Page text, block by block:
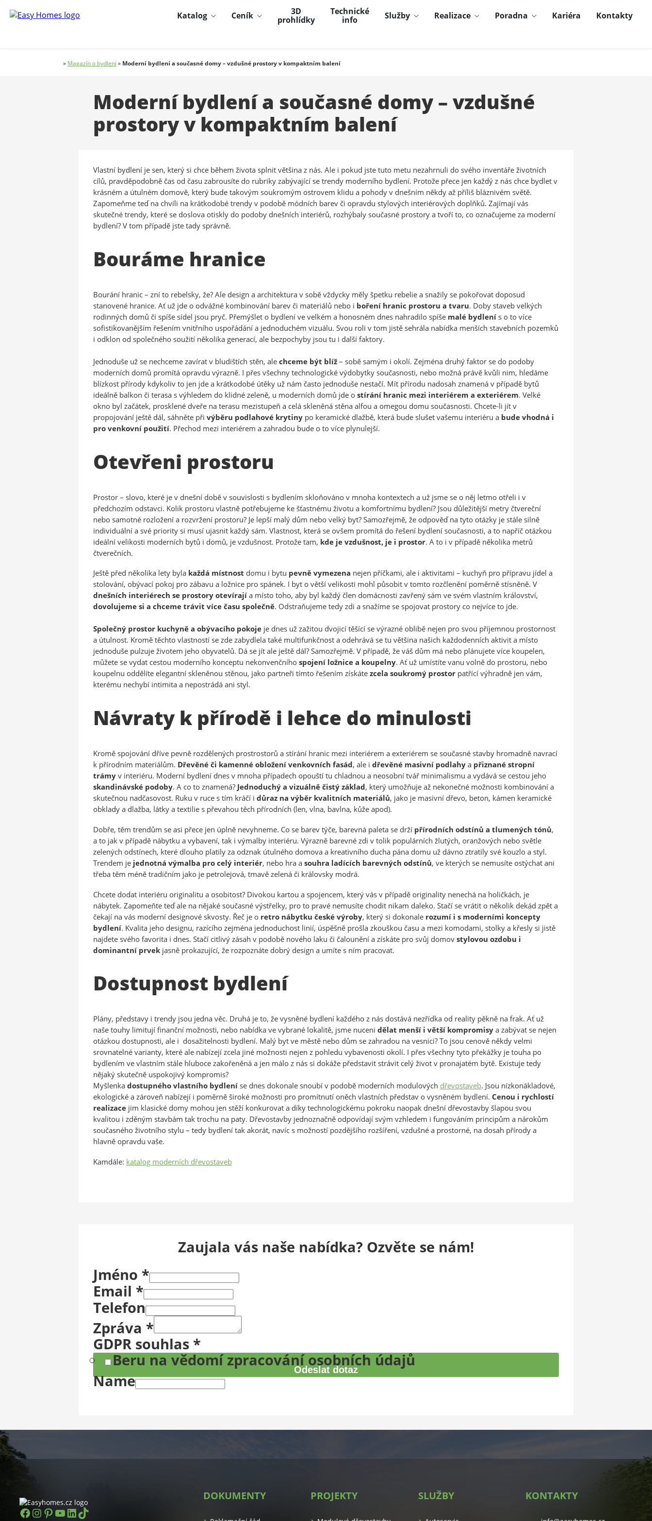
Katalog Ceník
3D
prohlídky
Technické
info
Služby Realizace Poradna Kariéra Kontakty
» Magazín o bydlení» Moderní bydlení a současné domy – vzdušné prostory v kompaktním balení
Moderní bydlení a současné domy – vzdušné
prostory v kompaktním balení
Vlastní bydlení je sen, který si chce během života splnit většina z nás. Ale i pokud jste tuto metu nezahrnuli do svého inventáře životních
cílů, pravděpodobně čas od času zabrousíte do rubriky zabývající se trendy moderního bydlení. Protože přece jen každý z nás chce bydlet v
krásném a útulném domově, který bude takovým soukromým ostrovem klidu a pohody v dnešním někdy až příliš bláznivém světě.
Zapomeňme teď na chvíli na krátkodobé trendy v podobě módních barev či opravdu stylových interiérových doplňků. Zajímají vás
skutečné trendy, které se doslova otiskly do podoby dnešních interiérů, rozhýbaly současné prostory a tvoří to, co označujeme za moderní
bydlení? V tom případě jste tady správně.
Bouráme hranice
Bourání hranic – zní to rebelsky, že? Ale design a architektura v sobě vždycky měly špetku rebelie a snažily se pokořovat doposud
stanovené hranice. Ať už jde o odvážné kombinování barev či materiálů nebo i boření hranic prostoru a tvaru. Doby staveb velkých
rodinných domů či spíše sídel jsou pryč. Přemýšlet o bydlení ve velkém a honosném dnes nahradilo spíše malé bydlení s o to více
sofistikovanějším řešením vnitřního uspořádání a jednoduchém vizuálu. Svou roli v tom jistě sehrála nabídka menších stavebních pozemků
i odklon od společného soužití několika generací, ale bezpochyby jsou tu i další faktory.
Jednoduše už se nechceme zavírat v bludištích stěn, ale chceme být blíž – sobě samým i okolí. Zejména druhý faktor se do podoby
moderních domů promítá opravdu výrazně. I přes všechny technologické výdobytky současnosti, nebo možná právě kvůli nim, hledáme
blízkost přírody kdykoliv to jen jde a krátkodobé útěky už nám často jednoduše nestačí. Mít přírodu nadosah znamená v případě bytů
ideálně balkon či terasa s výhledem do klidné zeleně, u moderních domů jde o stírání hranic mezi interiérem a exteriérem. Velké
okno byl začátek, prosklené dveře na terasu mezistupeň a celá skleněná stěna alfou a omegou domu současnosti. Chcete-li jít v
propojování ještě dál, sáhněte při výběru podlahové krytiny po keramické dlažbě, která bude slušet vašemu interiéru a bude vhodná i
pro venkovní použití. Přechod mezi interiérem a zahradou bude o to více plynulejší.
Otevřeni prostoru
Prostor – slovo, které je v dnešní době v souvislosti s bydlením skloňováno v mnoha kontextech a už jsme se o něj letmo otřeli i v
předchozím odstavci. Kolik prostoru vlastně potřebujeme ke šťastnému životu a komfortnímu bydlení? Jsou důležitější metry čtvereční
nebo samotné rozložení a rozvržení prostoru? Je lepší malý dům nebo velký byt? Samozřejmě, že odpověď na tyto otázky je stále silně
individuální a své priority si musí ujasnit každý sám. Vlastnost, která se ovšem promítá do řešení bydlení současnosti, a to napříč otázkou
ideální velikosti moderních bytů i domů, je vzdušnost. Protože tam, kde je vzdušnost, je i prostor. A to i v případě několika metrů
čtverečních.
Ještě před několika lety byla každá místnost domu i bytu pevně vymezena nejen příčkami, ale i aktivitami – kuchyň pro přípravu jídel a
stolování, obývací pokoj pro zábavu a ložnice pro spánek. I byt o větší velikosti mohl působit v tomto rozčlenění poměrně stísněně. V
dnešních interiérech se prostory otevírají a místo toho, aby byl každý člen domácnosti zavřený sám ve svém vlastním království,
dovolujeme si a chceme trávit více času společně. Odstraňujeme tedy zdi a snažíme se spojovat prostory co nejvíce to jde.
Společný prostor kuchyně a obývacího pokoje je dnes už zažitou dvojicí těšící se výrazné oblibě nejen pro svou příjemnou prostornost
a útulnost. Kromě těchto vlastností se zde zabydlela také multifunkčnost a odehrává se tu většina našich každodenních aktivit a místo
jednoduše pulzuje životem jeho obyvatelů. Dá se jít ale ještě dál? Samozřejmě. V případě, že váš dům má nebo plánujete více koupelen,
můžete se vydat cestou moderního konceptu nekonvenčního spojení ložnice a koupelny. Ať už umístíte vanu volně do prostoru, nebo
koupelnu oddělíte elegantní skleněnou stěnou, jako partneři tímto řešením získáte zcela soukromý prostor patřící výhradně jen vám,
kterému nechybí intimita a nepostrádá ani styl.
Návraty k přírodě i lehce do minulosti
Kromě spojování dříve pevně rozdělených prostrostorů a stírání hranic mezi interiérem a exteriérem se současné stavby hromadně navrací
k přírodním materiálům. Dřevěné či kamenné obložení venkovních fasád, ale i dřevěné masivní podlahy a přiznané stropní
trámy v interiéru. Moderní bydlení dnes v mnoha případech opouští tu chladnou a neosobní tvář minimalismu a vydává se cestou jeho
skandinávské podoby. A co to znamená? Jednoduchý a vizuálně čistý základ, který umožňuje až nekonečné možnosti kombinování a
skutečnou nadčasovost. Ruku v ruce s tím kráčí i důraz na výběr kvalitních materiálů, jako je masivní dřevo, beton, kámen keramické
obklady a dlažba, látky a textilie s převahou těch přírodních (len, vlna, bavlna, kůže apod).
Dobře, těm trendům se asi přece jen úplně nevyhneme. Co se barev týče, barevná paleta se drží přírodních odstínů a tlumených tónů,
a to jak v případě nábytku a vybavení, tak i výmalby interiéru. Výrazně barevné zdi v tolik populárních žlutých, oranžových nebo světle
zelených odstínech, které dlouho platily za odznak útulného domova a kreativního ducha pána domu už dávno ztratily své kouzlo a styl.
Trendem je jednotná výmalba pro celý interiér, nebo hra a souhra ladících barevných odstínů, ve kterých se nemusíte ostýchat ani
třeba těm méně tradičním jako je petrolejová, tmavě zelená či královsky modrá.
Chcete dodat interiéru originalitu a osobitost? Divokou kartou a spojencem, který vás v případě originality nenechá na holičkách, je
nábytek. Zapomeňte teď ale na nějaké současné výstřelky, pro to pravé nemusíte chodit nikam daleko. Stačí se vrátit o několik dekád zpět a
čekají na vás moderní designové skvosty. Řeč je o retro nábytku české výroby, který si dokonale rozumí i s moderními koncepty
bydlení. Kvalita jeho designu, razícího zejména jednoduchost linií, úspěšně prošla zkouškou času a mezi komodami, stolky a křesly si jistě
najdete svého favorita i dnes. Stačí citlivý zásah v podobě nového laku či čalounění a získáte pro svůj domov stylovou ozdobu i
dominantní prvek jasně prokazující, že rozpoznáte dobrý design a umíte s ním pracovat.
Dostupnost bydlení
Plány, představy i trendy jsou jedna věc. Druhá je to, že vysněné bydlení každého z nás dostává nezřídka od reality pěkně na frak. Ať už
naše touhy limitují finanční možnosti, nebo nabídka ve vybrané lokalitě, jsme nuceni dělat menší i větší kompromisy a zabývat se nejen
otázkou dostupnosti, ale i dosažitelnosti bydlení. Malý byt ve městě nebo dům se zahradou na vesnici? To jsou cenově někdy velmi
srovnatelné varianty, které ale nabízejí zcela jiné možnosti nejen z pohledu vybavenosti okolí. I přes všechny tyto překážky je touha po
bydlením ve vlastním stále hluboce zakořeněná a jen málo z nás si dokáže představit strávit celý život v pronajatém bytě. Existuje tedy
nějaký skutečně uspokojivý kompromis?
Myšlenka dostupného vlastního bydlení se dnes dokonale snoubí v podobě moderních modulových dřevostaveb. Jsou nízkonákladové,
ekologické a zároveň nabízejí i poměrně široké možnosti pro promítnutí oněch vlastních představ o vysněném bydlení. Cenou i rychlostí
realizace jim klasické domy mohou jen stěží konkurovat a díky technologickému pokroku naopak dnešní dřevostavby šlapou svou
kvalitou i zděným stavbám tak trochu na paty. Dřevostavby jednoznačně odpovídají svým vzhledem i fungováním principům a nárokům
současného životního stylu – tedy bydlení tak akorát, navíc s možností pozdějšího rozšíření, vzdušné a prostorné, na dosah přírody a
hlavně opravdu vaše.
Kamdále: katalog moderních dřevostaveb
Zaujala vás naše nabídka? Ozvěte se nám!
Jméno *
Email *
Telefon
Zpráva *
GDPR souhlas *
Beru na vědomí zpracování osobních údajů
Name
Odeslat dotaz
DOKUMENTY PROJEKTY SLUŽBY KONTAKTY